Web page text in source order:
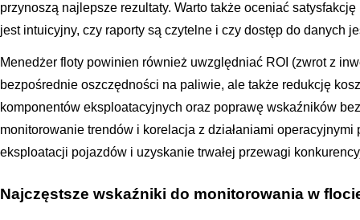
przynoszą najlepsze rezultaty. Warto także oceniać
jest intuicyjny, czy raporty są czytelne i czy dostęp do danych
Menedżer floty powinien również uwzględniać ROI (zwrot z
bezpośrednie oszczędności na paliwie, ale także redukcję
komponentów eksploatacyjnych oraz poprawę wskaźników
monitorowanie trendów i korelacja z działaniami
eksploatacji pojazdów i uzyskanie trwałej przewagi
Najczęstsze wskaźniki do monitorowania w